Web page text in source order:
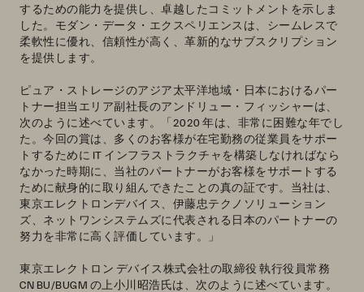
するための能力を提供し、卓越したコミットメントを示しま
した。モダン・データ・エクスペリエンスは、シームレスで
柔軟性に優れ、信頼性が高く、革新的なサブスクリプション
を提供します。
ピュア・ストレージのアジア太平洋地域・日本におけるパー
トナー担当エリア副社長のアンドリュー・フィッシャーは、
次のように述べています。「2020 年は、非常に困難な年でし
た。今回の賞は、多くのお客様が在宅勤務の従業員をサポー
トするために IT インフラストラクチャを構築しなければなら
なかった時期に、当社のパートナーがお客様をサポートする
ために献身的に取り組んできたことの真の証です。当社は、
東京エレクトロンデバイス、伊藤忠テクノソリューション
ズ、ネットワンシステムズに代表される日本のパートナーの
努力を非常に高く評価しています。」
東京エレクトロン デバイス株式会社の取締役 執行役員常務
CN BU/BUGM の上小川昭浩氏は、次のように述べています。